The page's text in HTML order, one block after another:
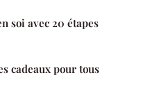
soi avec 20 étapes
cadeaux pour tous